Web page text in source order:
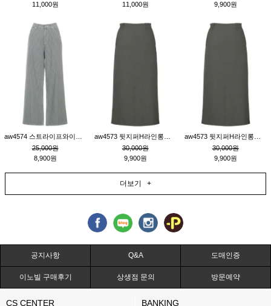
11,000원
11,000원
9,900원
25,000원
8,900원
30,000원
9,900원
30,000원
9,900원
더보기 +
공지사항 Q&A 도매인증
이노빌 구매후기 상생점 문의 방문예약
CS CENTER BANKING